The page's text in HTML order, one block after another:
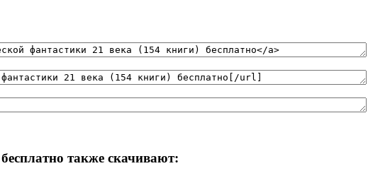
также скачивают: